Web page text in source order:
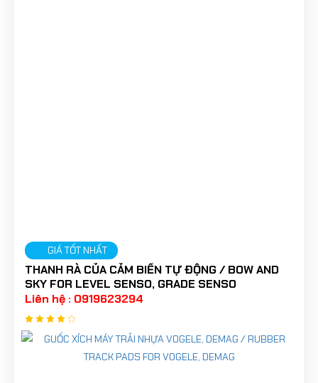
GIÁ TỐT NHẤT
THANH RÀ CỦA CẢM BIẾN TỰ ĐỘNG / BOW AND
SKY FOR LEVEL SENSO, GRADE SENSO
Liên hệ : 0919623294